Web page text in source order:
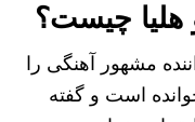
هلیا چیست؟
مشهور آهنگی را
است و گفته